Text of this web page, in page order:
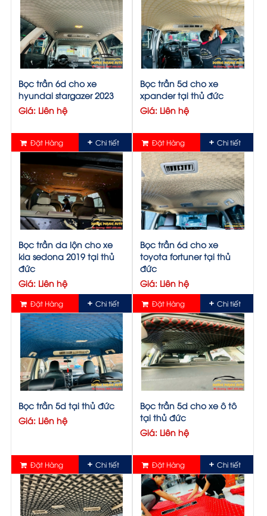
Bọc trần 6d cho xe
hyundai stargazer 2023
Giá: Liên hệ
Đặt Hàng Chi tiết
Bọc trần 5d cho xe
xpander tại thủ đức
Giá: Liên hệ
Đặt Hàng Chi tiết
Bọc trần da lộn cho xe
kia sedona 2019 tại thủ
đức
Giá: Liên hệ
Đặt Hàng Chi tiết
Bọc trần 6d cho xe
toyota fortuner tại thủ
đức
Giá: Liên hệ
Đặt Hàng Chi tiết
Bọc trần 5d tại thủ đức
Giá: Liên hệ
Đặt Hàng Chi tiết
Bọc trần 5d cho xe ô tô
tại thủ đức
Giá: Liên hệ
Đặt Hàng Chi tiết